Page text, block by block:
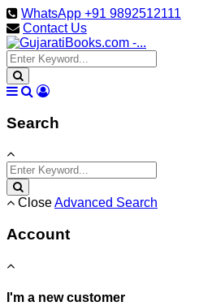
WhatsApp +91 9892512111
Contact Us
Search
CloseAdvanced Search
Account
I'm a new customer